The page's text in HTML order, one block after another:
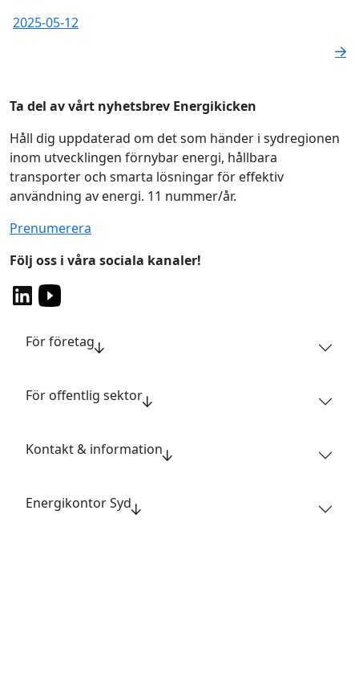
2025-05-12
Ta del av vårt nyhetsbrev Energikicken
Håll dig uppdaterad om det som händer i sydregionen
inom utvecklingen förnybar energi, hållbara
transporter och smarta lösningar för effektiv
användning av energi. 11 nummer/år.
Prenumerera
Följ oss i våra sociala kanaler!
För företag
För offentlig sektor
Kontakt & information
Energikontor Syd